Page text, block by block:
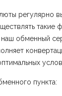
регулярно
такие
обменный
пункта: